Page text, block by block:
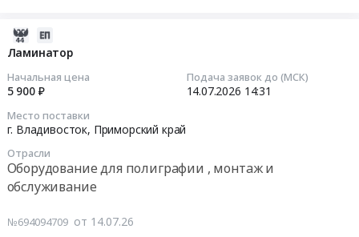
Ламинатор
Начальная цена
5 900 ₽
Подача заявок до (МСК)
14.07.2026 14:31
Место поставки
г. Владивосток, Приморский край
Отрасли
Оборудование для полиграфии , монтаж и
обслуживание
№694094709 от 14.07.26